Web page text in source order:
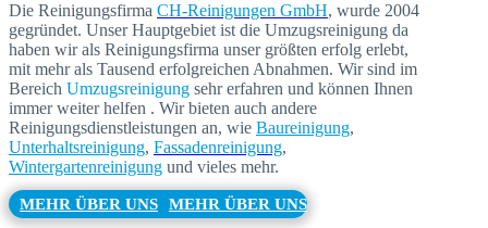
Die Reinigungsfirma CH-Reinigungen GmbH, wurde 2004
gegründet. Unser Hauptgebiet ist die Umzugsreinigung da
haben wir als Reinigungsfirma unser größten erfolg erlebt,
mit mehr als Tausend erfolgreichen Abnahmen. Wir sind im
Bereich Umzugsreinigung sehr erfahren und können Ihnen
immer weiter helfen . Wir bieten auch andere
Reinigungsdienstleistungen an, wie Baureinigung,
Unterhaltsreinigung, Fassadenreinigung,
Wintergartenreinigung und vieles mehr.
MEHR ÜBER UNS MEHR ÜBER UNS